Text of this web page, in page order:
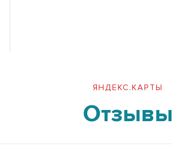
ЯНДЕКС.КАРТЫ
Отзывы